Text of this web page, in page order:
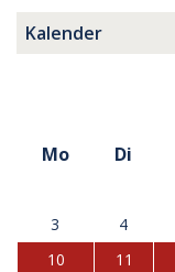
Kalender
Mo
Di
3
4
10
11